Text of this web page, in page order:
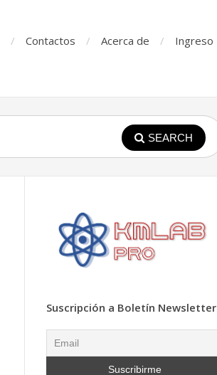
Contactos Acerca de Ingreso
SEARCH
Suscripción a Boletín Newsletter